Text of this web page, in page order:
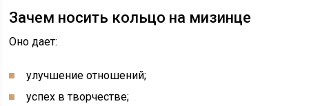
Зачем носить кольцо на мизинце
Оно дает:
улучшение отношений;
успех в творчестве;